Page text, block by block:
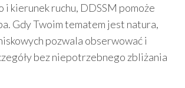
i kierunek ruchu, DDSSM pomoże
Gdy Twoim tematem jest natura,
pozwala obserwować i
bez niepotrzebnego zbliżania